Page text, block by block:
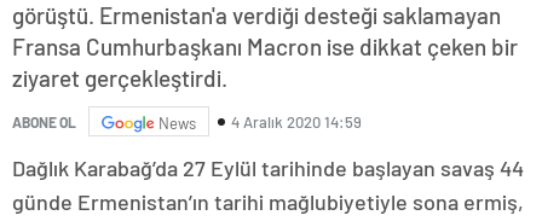
görüştü. Ermenistan'a verdiği desteği saklamayan
Fransa Cumhurbaşkanı Macron ise dikkat çeken bir
ziyaret gerçekleştirdi.
ABONE OL News 4 Aralık 2020 14:59
Dağlık Karabağ’da 27 Eylül tarihinde başlayan savaş 44
günde Ermenistan’ın tarihi mağlubiyetiyle sona ermiş,